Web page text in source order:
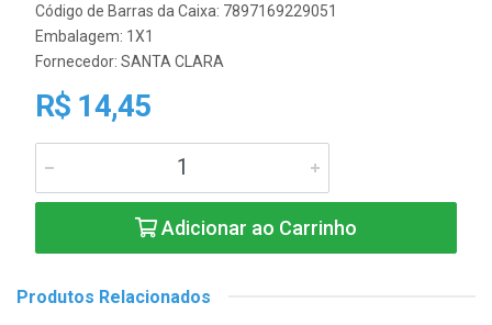
Código de Barras da Caixa: 7897169229051
Embalagem: 1X1
Fornecedor: SANTA CLARA
R$ 14,45
Adicionar ao Carrinho
Produtos Relacionados